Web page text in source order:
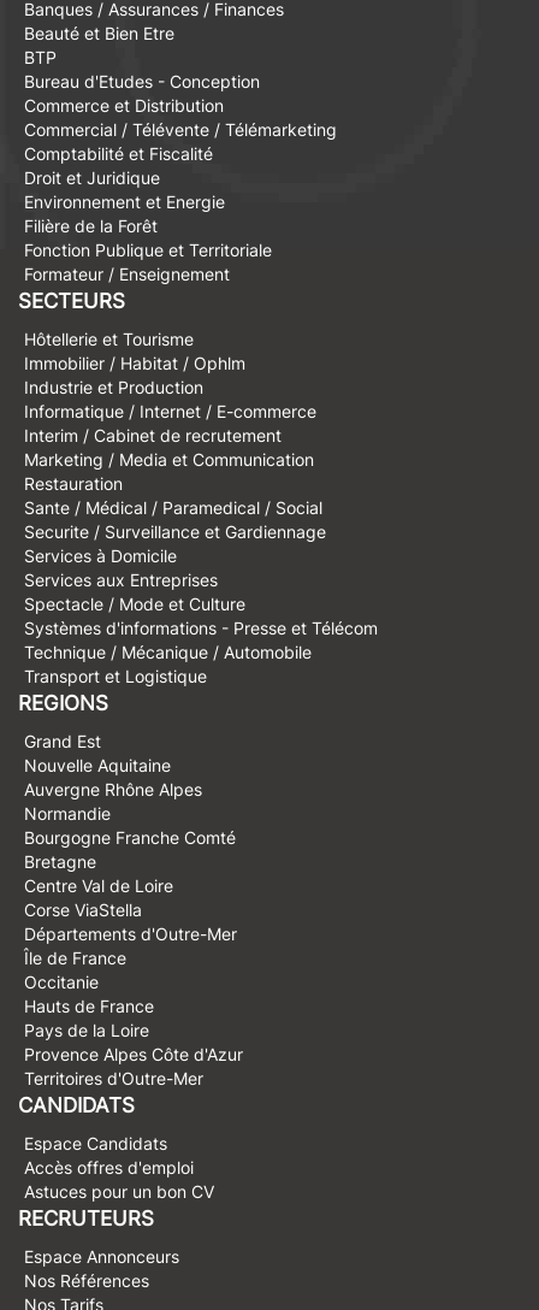
Banques / Assurances / Finances
Beauté et Bien Etre
BTP
Bureau d'Etudes - Conception
Commerce et Distribution
Commercial / Télévente / Télémarketing
Comptabilité et Fiscalité
Droit et Juridique
Environnement et Energie
Filière de la Forêt
Fonction Publique et Territoriale
Formateur / Enseignement
SECTEURS
Hôtellerie et Tourisme
Immobilier / Habitat / Ophlm
Industrie et Production
Informatique / Internet / E-commerce
Interim / Cabinet de recrutement
Marketing / Media et Communication
Restauration
Sante / Médical / Paramedical / Social
Securite / Surveillance et Gardiennage
Services à Domicile
Services aux Entreprises
Spectacle / Mode et Culture
Systèmes d'informations - Presse et Télécom
Technique / Mécanique / Automobile
Transport et Logistique
REGIONS
Grand Est
Nouvelle Aquitaine
Auvergne Rhône Alpes
Normandie
Bourgogne Franche Comté
Bretagne
Centre Val de Loire
Corse ViaStella
Départements d'Outre-Mer
Île de France
Occitanie
Hauts de France
Pays de la Loire
Provence Alpes Côte d'Azur
Territoires d'Outre-Mer
CANDIDATS
Espace Candidats
Accès offres d'emploi
Astuces pour un bon CV
RECRUTEURS
Espace Annonceurs
Nos Références
Nos Tarifs